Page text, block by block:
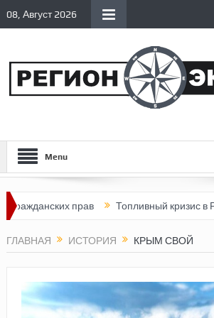
08, Август 2026
Menu
прав Топливный кризис в России
ГЛАВНАЯ ИСТОРИЯ КРЫМ СВОЙ